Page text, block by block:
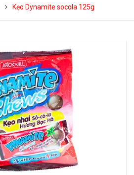
Kẹo Dynamite socola 125g